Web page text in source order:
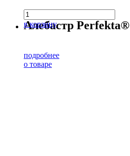
в корзину
Алебастр Perfekta®
подробнее
о товаре